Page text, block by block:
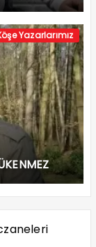
Yazarlarımız